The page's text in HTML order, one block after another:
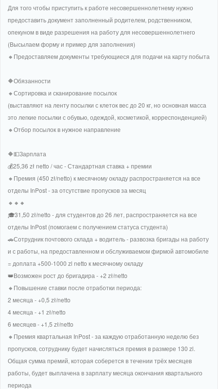
️Для того чтобы приступить к работе несовершеннолетнему нужно
предоставить документ заполненный родителем, родственником,
опекуном в виде разрешения на работу для несовершеннолетнего
(Высылаем форму и пример для заполнения)
🔸Предоставляем документы требующиеся для подачи на карту побыта
🔶Обязанности
🔸Сортировка и сканирование посылок
(выставляют на ленту посылки с клеток вес до 20 кг, но основная масса
это легкие посылки с обувью, одеждой, косметикой, корреспонденцией)
🔸Отбор посылок в нужное направление
🔶💵Зарплата
💰25,36 zł netto / час - Стандартная ставка + премии
🔸Премия (450 zł/netto) к месячному окладу распространяется на все
отделы InPost - за отсутствие пропусков за месяц
🔸🔸🔸
🎓31,50 zł/netto - для студентов до 26 лет, распространяется на все
отделы InPost (помогаем с получением статуса студента)
🚗Сотрудник почтового склада + водитель - развозка бригады на работу
и с работы, на предоставленном и обслуживаемом фирмой автомобиле
= доплата +500-1000 zl netto к месячному окладу
👑Возможен рост до бригадира - +2 zł/netto
🔸Повышение ставки после отработки периода:
2 месяца - +0,5 zł/netto
4 месяца - +1 zł/netto
6 месяцев - +1,5 zł/netto
🔸Премия квартальная InPost - за каждую отработанную неделю без
пропусков, сотруднику будет начисляться премия в размере 130 zl.
Общая сумма премий, которая соберется в течении трёх месяцев
работы, будет выплачена в зарплату месяца окончания квартального
периода